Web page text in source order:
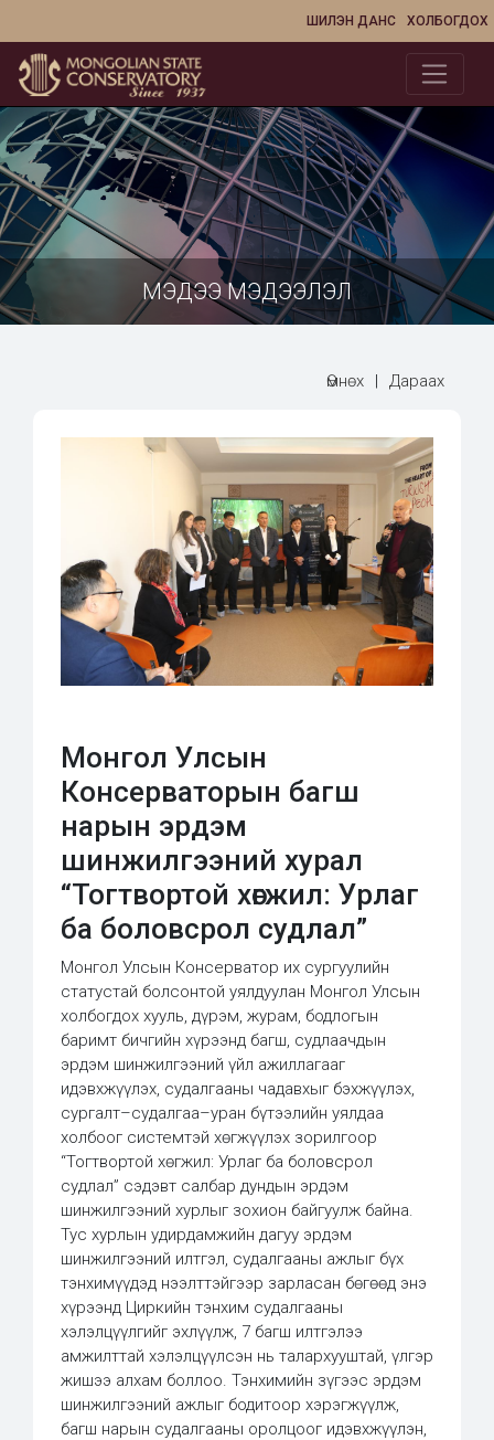
ХОЛБОГДОХ
ШИЛЭН ДАНС
МЭДЭЭ МЭДЭЭЛЭЛ
Өмнөх | Дараах
Монгол Улсын
Консерваторын багш
нарын эрдэм
шинжилгээний хурал
“Тогтвортой хөгжил: Урлаг
ба боловсрол судлал”
Монгол Улсын Консерватор их сургуулийн
статустай болсонтой уялдуулан Монгол Улсын
холбогдох хууль, дүрэм, журам, бодлогын
баримт бичгийн хүрээнд багш, судлаачдын
эрдэм шинжилгээний үйл ажиллагааг
идэвхжүүлэх, судалгааны чадавхыг бэхжүүлэх,
сургалт–судалгаа–уран бүтээлийн уялдаа
холбоог системтэй хөгжүүлэх зорилгоор
“Тогтвортой хөгжил: Урлаг ба боловсрол
судлал” сэдэвт салбар дундын эрдэм
шинжилгээний хурлыг зохион байгуулж байна.
Тус хурлын удирдамжийн дагуу эрдэм
шинжилгээний илтгэл, судалгааны ажлыг бүх
тэнхимүүдэд нээлттэйгээр зарласан бөгөөд энэ
хүрээнд Циркийн тэнхим судалгааны
хэлэлцүүлгийг эхлүүлж, 7 багш илтгэлээ
амжилттай хэлэлцүүлсэн нь талархууштай, үлгэр
жишээ алхам боллоо. Тэнхимийн зүгээс эрдэм
шинжилгээний ажлыг бодитоор хэрэгжүүлж,
багш нарын судалгааны оролцоог идэвхжүүлэн,